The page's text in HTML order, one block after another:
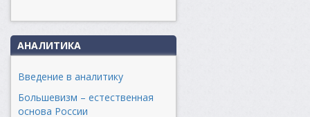
АНАЛИТИКА
Введение в аналитику
Большевизм – естественная
основа России